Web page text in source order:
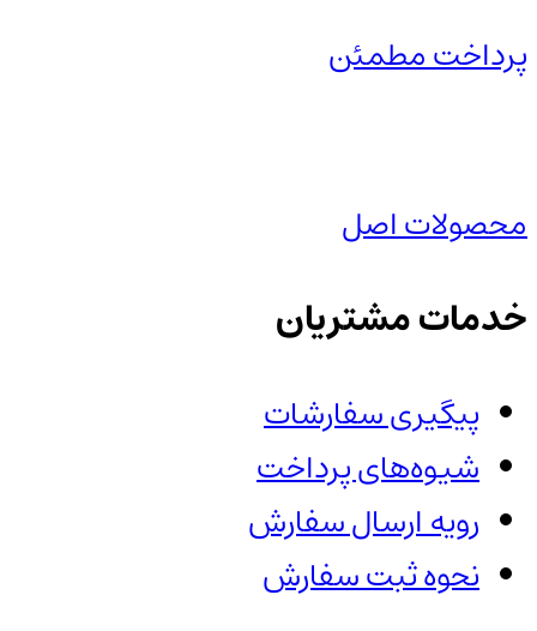
پرداخت مطمئن
محصولات اصل
خدمات مشتریان
پیگیری سفارشات
شیوه‌های پرداخت
رویه ارسال سفارش
نحوه ثبت سفارش